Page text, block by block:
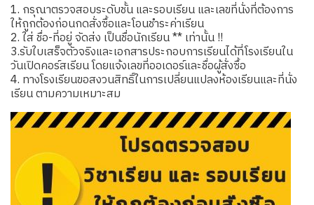
1. กรุณาตรวจสอบระดับชั้น และรอบเรียน และเลขที่นั่งที่ต้องการ
ให้ถูกต้องก่อนกดสั่งซื้อและโอนชำระค่าเรียน
2. ใส่ ชื่อ-ที่อยู่ จัดส่ง เป็นชื่อนักเรียน ** เท่านั้น !!
3.รับใบเสร็จตัวจริงและเอกสารประกอบการเรียนได้ที่โรงเรียนใน
วันเปิดคอร์สเรียน โดยแจ้งเลขที่ออเดอร์และชื่อผู้สั่งซื้อ
4. ทางโรงเรียนขอสงวนสิทธิ์ในการเปลี่ยนแปลงห้องเรียนและที่นั่ง
เรียน ตามความเหมาะสม